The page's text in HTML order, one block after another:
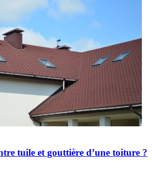
tuile et gouttière d’une toiture ?